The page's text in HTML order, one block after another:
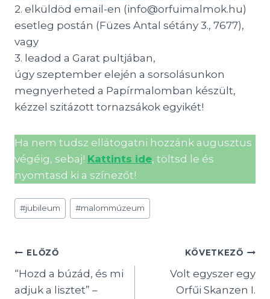
2. elküldöd email-en (info@orfuimalmok.hu)
esetleg postán (Füzes Antal sétány 3., 7677),
vagy
3. leadod a Garat pultjában,
úgy szeptember elején a sorsolásunkon
megnyerheted a Papírmalomban készült,
kézzel szitázott tornazsákok egyikét!
Ha nem tudsz ellátogatni hozzánk augusztus
végéig, sebaj! Kattints ide, töltsd le és
nyomtasd ki a színezőt!
Post
Tags:
#jubileum #malommúzeum
Bejegyzés
navigáció
ELŐZŐ
“Hozd a búzád, és mi
adjuk a lisztet” –
KÖVETKEZŐ
Volt egyszer egy
Orfűi Skanzen I.